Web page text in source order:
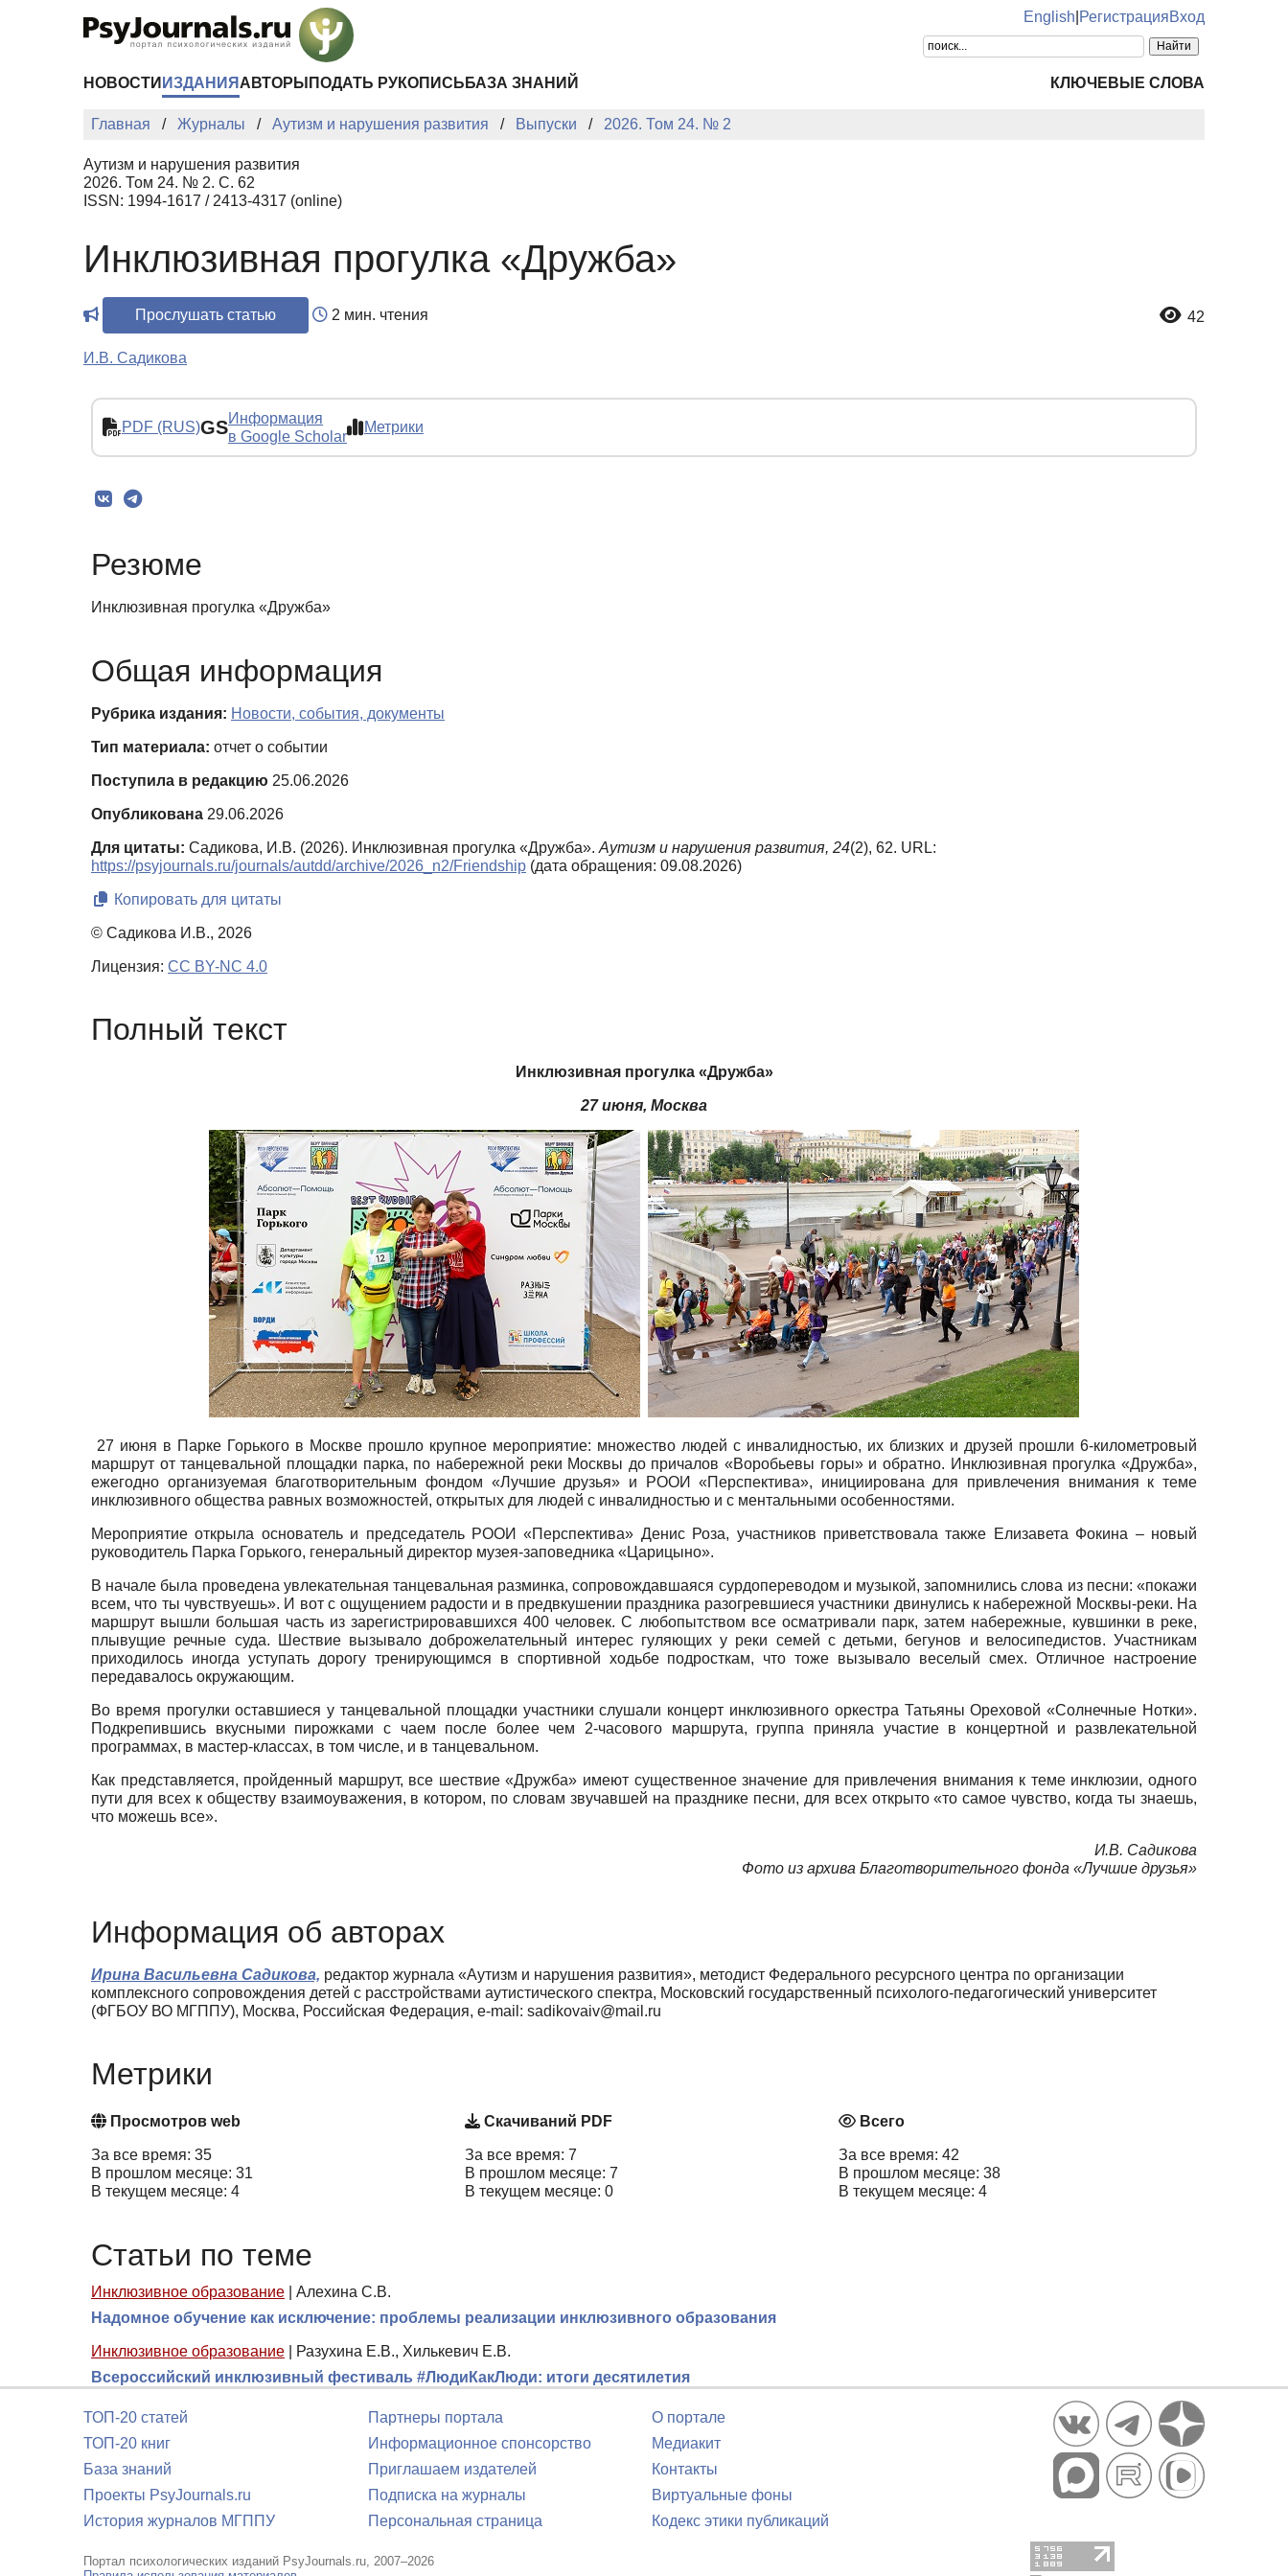
English РегистрацияВход
НОВОСТИ ИЗДАНИЯ АВТОРЫ ПОДАТЬ РУКОПИСЬ БАЗА ЗНАНИЙ КЛЮЧЕВЫЕ СЛОВА
Главная Журналы Аутизм и нарушения развития Выпуски 2026. Том 24. № 2
Аутизм и нарушения развития
2026. Том 24. № 2. С. 62
ISSN: 1994-1617 / 2413-4317 (online)
Инклюзивная прогулка «Дружба»
Прослушать статью 2 мин. чтения 42
И.В. Садикова
PDF (RUS)GSИнформация
в Google Scholar
Метрики
Резюме
Инклюзивная прогулка «Дружба»
Общая информация
Рубрика издания: Новости, события, документы
Тип материала: отчет о событии
Поступила в редакцию 25.06.2026
Опубликована 29.06.2026
Для цитаты: Садикова, И.В. (2026). Инклюзивная прогулка «Дружба». Аутизм и нарушения развития, 24(2), 62. URL:
https://psyjournals.ru/journals/autdd/archive/2026_n2/Friendship (дата обращения: 09.08.2026)
Копировать для цитаты
© Садикова И.В., 2026
Лицензия: CC BY-NC 4.0
Полный текст
Инклюзивная прогулка «Дружба»
27 июня, Москва
27 июня в Парке Горького в Москве прошло крупное мероприятие: множество людей с инвалидностью, их близких и друзей прошли 6-километровый
маршрут от танцевальной площадки парка, по набережной реки Москвы до причалов «Воробьевы горы» и обратно. Инклюзивная прогулка «Дружба»,
ежегодно организуемая благотворительным фондом «Лучшие друзья» и РООИ «Перспектива», инициирована для привлечения внимания к теме
инклюзивного общества равных возможностей, открытых для людей с инвалидностью и с ментальными особенностями.
Мероприятие открыла основатель и председатель РООИ «Перспектива» Денис Роза, участников приветствовала также Елизавета Фокина – новый
руководитель Парка Горького, генеральный директор музея-заповедника «Царицыно».
В начале была проведена увлекательная танцевальная разминка, сопровождавшаяся сурдопереводом и музыкой, запомнились слова из песни: «покажи
всем, что ты чувствуешь». И вот с ощущением радости и в предвкушении праздника разогревшиеся участники двинулись к набережной Москвы-реки. На
маршрут вышли большая часть из зарегистрировавшихся 400 человек. С любопытством все осматривали парк, затем набережные, кувшинки в реке,
плывущие речные суда. Шествие вызывало доброжелательный интерес гуляющих у реки семей с детьми, бегунов и велосипедистов. Участникам
приходилось иногда уступать дорогу тренирующимся в спортивной ходьбе подросткам, что тоже вызывало веселый смех. Отличное настроение
передавалось окружающим.
Во время прогулки оставшиеся у танцевальной площадки участники слушали концерт инклюзивного оркестра Татьяны Ореховой «Солнечные Нотки».
Подкрепившись вкусными пирожками с чаем после более чем 2-часового маршрута, группа приняла участие в концертной и развлекательной
программах, в мастер-классах, в том числе, и в танцевальном.
Как представляется, пройденный маршрут, все шествие «Дружба» имеют существенное значение для привлечения внимания к теме инклюзии, одного
пути для всех к обществу взаимоуважения, в котором, по словам звучавшей на празднике песни, для всех открыто «то самое чувство, когда ты знаешь,
что можешь все».
И.В. Садикова
Фото из архива Благотворительного фонда «Лучшие друзья»
Информация об авторах
Ирина Васильевна Садикова, редактор журнала «Аутизм и нарушения развития», методист Федерального ресурсного центра по организации
комплексного сопровождения детей с расстройствами аутистического спектра, Московский государственный психолого-педагогический университет
(ФГБОУ ВО МГППУ), Москва, Российская Федерация, e-mail: sadikovaiv@mail.ru
Метрики
Просмотров web
За все время: 35
В прошлом месяце: 31
В текущем месяце: 4
Скачиваний PDF
За все время: 7
В прошлом месяце: 7
В текущем месяце: 0
Всего
За все время: 42
В прошлом месяце: 38
В текущем месяце: 4
Статьи по теме
Инклюзивное образование
Алехина С.В.
Надомное обучение как исключение: проблемы реализации инклюзивного образования
Инклюзивное образование
Разухина Е.В., Хилькевич Е.В.
Всероссийский инклюзивный фестиваль #ЛюдиКакЛюди: итоги десятилетия
ТОП-20 статей
ТОП-20 книг
База знаний
Проекты PsyJournals.ru
История журналов МГППУ
Партнеры портала
Информационное спонсорство
Приглашаем издателей
Подписка на журналы
Персональная страница
О портале
Медиакит
Контакты
Виртуальные фоны
Кодекс этики публикаций
Портал психологических изданий PsyJournals.ru, 2007–2026